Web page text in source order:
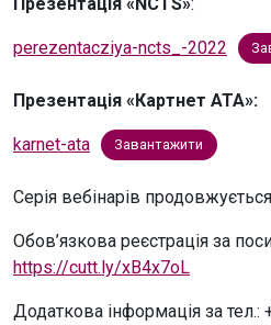
perezentacziya-ncts_-2022
Презентація «Картнет АТА»:
karnet-ata Завантажити
Серія вебінарів
Обов’язкова реєстрація за
https://cutt.ly/xB4x7oL
Додаткова інформація за тел.: